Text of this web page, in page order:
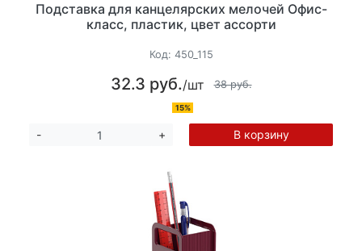
Подставка для канцелярских мелочей Офис-
класс, пластик, цвет ассорти
Код: 450_115
32.3 руб./шт 38 руб.
15%
- + В корзину